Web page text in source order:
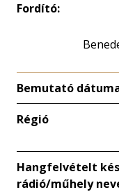
Fordító:
Bemutató
Régió
Hangfelvételt
rádió/műhely